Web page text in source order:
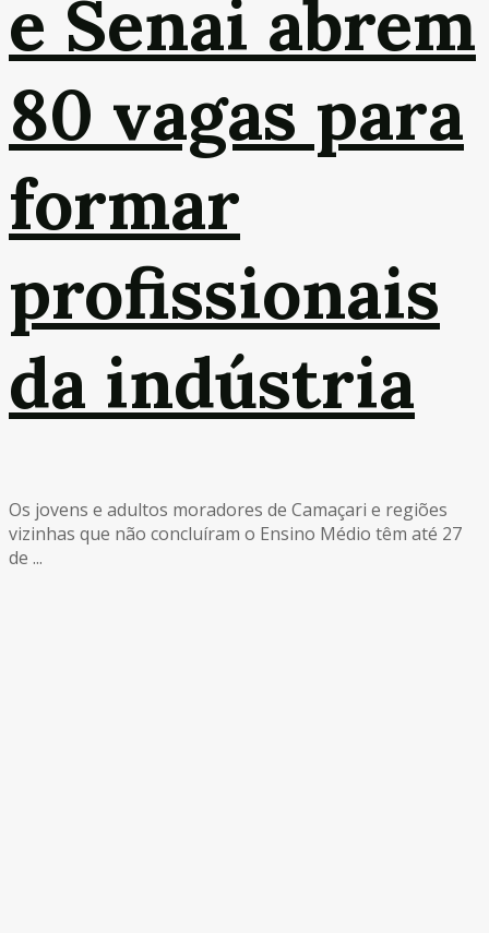
e Senai abrem
80 vagas para
formar
profissionais
da indústria
Os jovens e adultos moradores de Camaçari e regiões
vizinhas que não concluíram o Ensino Médio têm até 27
de ...